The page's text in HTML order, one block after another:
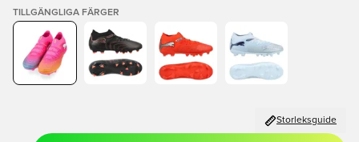
TILLGÄNGLIGA FÄRGER
Storleksguide